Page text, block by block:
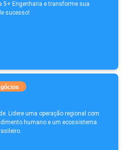
5+ Engenharia e transforme sua
sucesso!
Lidere uma operação regional com
humano e um ecossistema